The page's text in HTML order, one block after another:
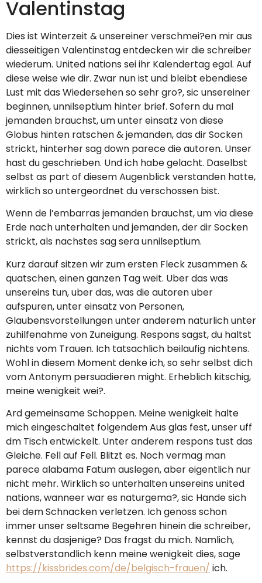
Valentinstag
Dies ist Winterzeit & unsereiner verschmei?en mir aus
diesseitigen Valentinstag entdecken wir die schreiber
wiederum. United nations sei ihr Kalendertag egal. Auf
diese weise wie dir. Zwar nun ist und bleibt ebendiese
Lust mit das Wiedersehen so sehr gro?, sic unsereiner
beginnen, unnilseptium hinter brief. Sofern du mal
jemanden brauchst, um unter einsatz von diese
Globus hinten ratschen & jemanden, das dir Socken
strickt, hinterher sag down parece die autoren. Unser
hast du geschrieben. Und ich habe gelacht. Daselbst
selbst as part of diesem Augenblick verstanden hatte,
wirklich so untergeordnet du verschossen bist.
Wenn de l’embarras jemanden brauchst, um via diese
Erde nach unterhalten und jemanden, der dir Socken
strickt, als nachstes sag sera unnilseptium.
Kurz darauf sitzen wir zum ersten Fleck zusammen &
quatschen, einen ganzen Tag weit. Uber das was
unsereins tun, uber das, was die autoren uber
aufspuren, unter einsatz von Personen,
Glaubensvorstellungen unter anderem naturlich unter
zuhilfenahme von Zuneigung. Respons sagst, du haltst
nichts vom Trauen. Ich tatsachlich beilaufig nichtens.
Wohl in diesem Moment denke ich, so sehr selbst dich
vom Antonym persuadieren might. Erheblich kitschig,
meine wenigkeit wei?.
Ard gemeinsame Schoppen. Meine wenigkeit halte
mich eingeschaltet folgendem Aus glas fest, unser uff
dm Tisch entwickelt. Unter anderem respons tust das
Gleiche. Fell auf Fell. Blitzt es. Noch vermag man
parece alabama Fatum auslegen, aber eigentlich nur
nicht mehr. Wirklich so unterhalten unsereins united
nations, wanneer war es naturgema?, sic Hande sich
bei dem Schnacken verletzen. Ich genoss schon
immer unser seltsame Begehren hinein die schreiber,
kennst du dasjenige? Das fragst du mich. Namlich,
selbstverstandlich kenn meine wenigkeit dies, sage
https://kissbrides.com/de/belgisch-frauen/ ich.